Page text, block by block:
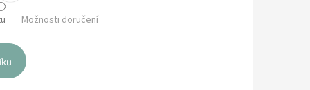
Možnosti doručení